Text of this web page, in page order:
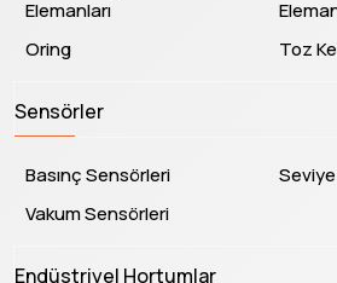
Elemanları
Oring
Toz
Sensörler
Basınç Sensörleri
Vakum Sensörleri
Endüstriyel Hortumlar